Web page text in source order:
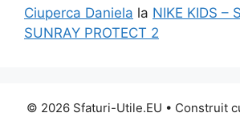
Ciuperca Daniela la NIKE KIDS –
SUNRAY PROTECT 2
© 2026 Sfaturi-Utile.EU • Construit